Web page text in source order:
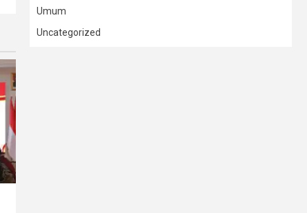
Umum
Uncategorized